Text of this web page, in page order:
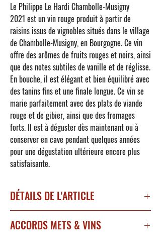
Le Philippe Le Hardi Chambolle-Musigny
2021 est un vin rouge produit à partir de
raisins issus de vignobles situés dans le village
de Chambolle-Musigny, en Bourgogne. Ce vin
offre des arômes de fruits rouges et noirs, ainsi
que des notes subtiles de vanille et de réglisse.
En bouche, il est élégant et bien équilibré avec
des tanins fins et une finale longue. Ce vin se
marie parfaitement avec des plats de viande
rouge et de gibier, ainsi que des fromages
forts. Il est à déguster dès maintenant ou à
conserver en cave pendant quelques années
pour une dégustation ultérieure encore plus
satisfaisante.
DÉTAILS DE L'ARTICLE
Région : Côte de Nuits
ACCORDS METS & VINS